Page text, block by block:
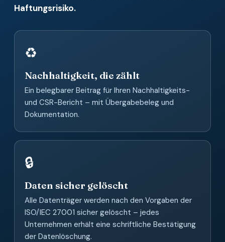
Haftungsrisiko.
♻️
Nachhaltigkeit, die zählt
Ein belegbarer Beitrag für Ihren Nachhaltigkeits-
und CSR-Bericht – mit Übergabebeleg und
Dokumentation.
🔒
Daten sicher gelöscht
Alle Datenträger werden nach den Vorgaben der
ISO/IEC 27001 sicher gelöscht – jedes
Unternehmen erhält eine schriftliche Bestätigung
der Datenlöschung.